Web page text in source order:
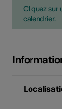
Cliquez sur
calendrier.